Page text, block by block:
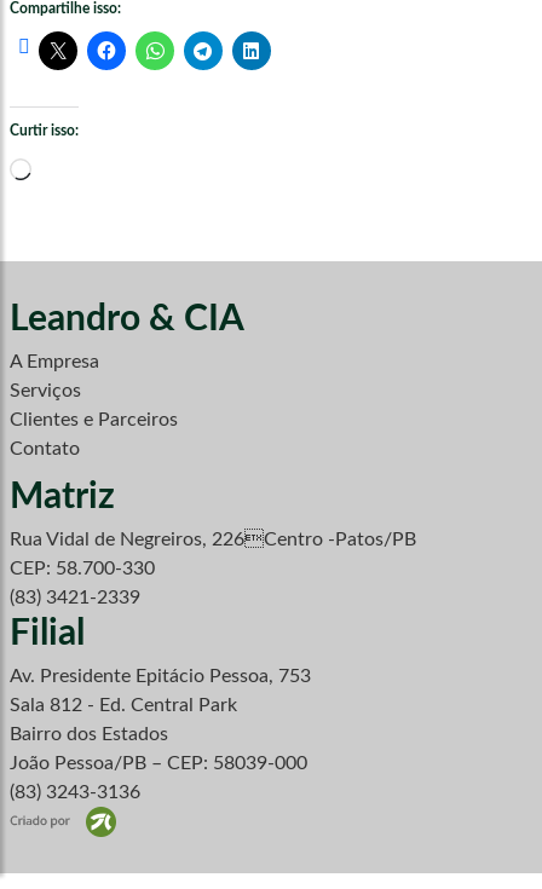
Compartilhe isso:
Curtir isso:
Carregando...
Leandro & CIA
A Empresa
Serviços
Clientes e Parceiros
Contato
Matriz
Rua Vidal de Negreiros, 226Centro -Patos/PB
CEP: 58.700-330
(83) 3421-2339
Filial
Av. Presidente Epitácio Pessoa, 753
Sala 812 - Ed. Central Park
Bairro dos Estados
João Pessoa/PB – CEP: 58039-000
(83) 3243-3136